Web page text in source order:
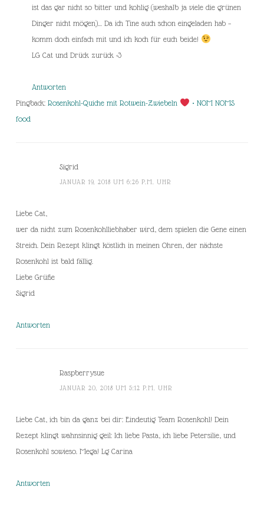
ist das gar nicht so bitter und kohlig (weshalb ja viele die grünen
Dinger nicht mögen)… Da ich Tine auch schon eingeladen hab –
komm doch einfach mit und ich koch für euch beide!
LG Cat und Drück zurück <3
Antworten
Pingback: Rosenkohl-Quiche mit Rotwein-Zwiebeln
• NOM NOMS
food
Sigrid
JANUAR 19, 2018 UM 6:26 P.M. UHR
Liebe Cat,
wer da nicht zum Rosenkohlliebhaber wird, dem spielen die Gene einen
Streich. Dein Rezept klingt köstlich in meinen Ohren, der nächste
Rosenkohl ist bald fällig.
Liebe Grüße
Sigrid
Antworten
Raspberrysue
JANUAR 20, 2018 UM 5:12 P.M. UHR
Liebe Cat, ich bin da ganz bei dir: Eindeutig Team Rosenkohl! Dein
Rezept klingt wahnsinnig geil: Ich liebe Pasta, ich liebe Petersilie, und
Rosenkohl sowieso. Mega! Lg Carina
Antworten